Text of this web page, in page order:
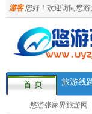
游客您好！欢迎访问悠游
首 页
悠游张家界旅游网
旅游线